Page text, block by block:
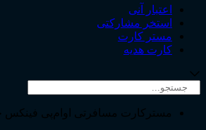
اعتبار آنی
استخر مشارکتی
مستر کارت
کارت هدیه
مسترکارت مسافرتی اوام‌پی